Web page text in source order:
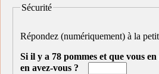
Sécurité
Répondez (numériquement) à la
Si il y a 78 pommes et que vous
en avez-vous ?